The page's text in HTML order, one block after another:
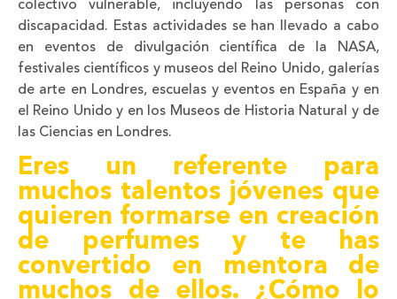
colectivo vulnerable, incluyendo las personas con
discapacidad. Estas actividades se han llevado a cabo
en eventos de divulgación científica de la NASA,
festivales científicos y museos del Reino Unido, galerías
de arte en Londres, escuelas y eventos en España y en
el Reino Unido y en los Museos de Historia Natural y de
las Ciencias en Londres.
Eres un referente para
muchos talentos jóvenes que
quieren formarse en creación
de perfumes y te has
convertido en mentora de
muchos de ellos. ¿Cómo lo